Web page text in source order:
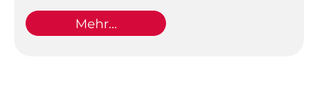
Mehr...